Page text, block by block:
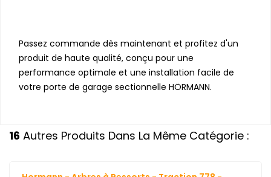
Passez commande dès maintenant et profitez d'un
produit de haute qualité, conçu pour une
performance optimale et une installation facile de
votre porte de garage sectionnelle HÖRMANN.
16 Autres Produits Dans La Même Catégorie :